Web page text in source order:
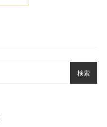
検索